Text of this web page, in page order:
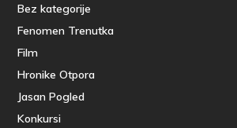
Bez kategorije
Fenomen Trenutka
Film
Hronike Otpora
Jasan Pogled
Konkursi